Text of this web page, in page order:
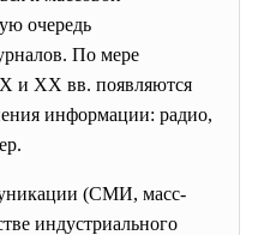
очередь
По мере
и XX вв. появляются
информации: радио,
(СМИ, масс-
индустриального